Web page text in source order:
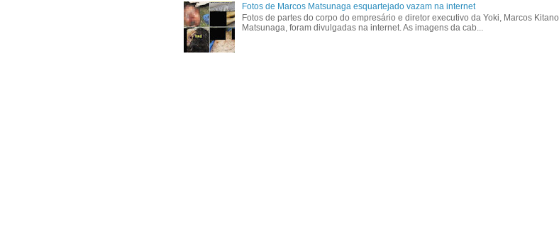
Fotos de Marcos Matsunaga esquartejado vazam na internet
Fotos de partes do corpo do empresário e diretor executivo da Yoki, Marcos Kitano
Matsunaga, foram divulgadas na internet. As imagens da cab...